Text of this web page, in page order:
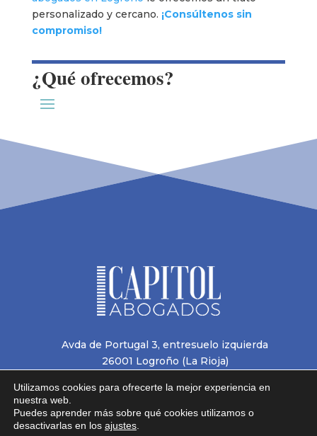
personalizado y cercano. ¡Consúltenos sin
compromiso!
¿Qué ofrecemos?
Avda de Portugal 3, entresuelo izquierda
26001 Logroño (La Rioja)
gabinete@abogadoscapitol.com
Aviso legal
Utilizamos cookies para ofrecerte la mejor experiencia en
nuestra web.
Puedes aprender más sobre qué cookies utilizamos o
desactivarlas en los ajustes